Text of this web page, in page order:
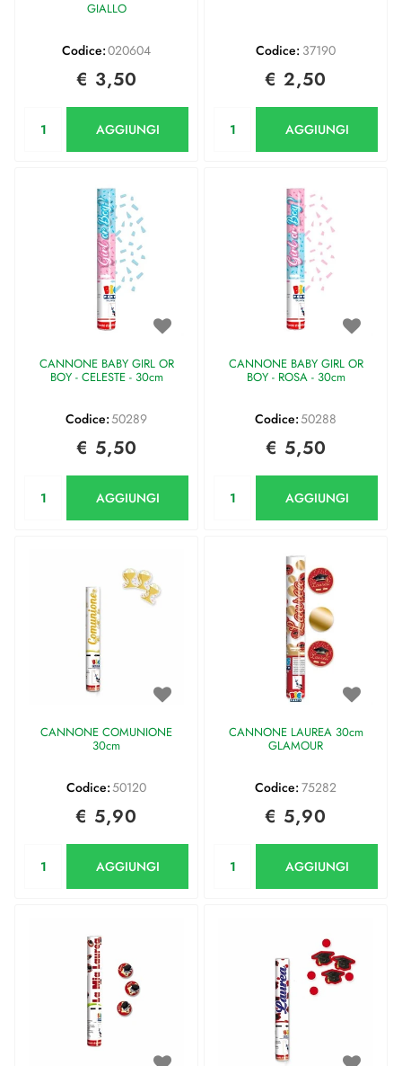
GIALLO
Codice:020604
€ 3,50
AGGIUNGI
Codice: 37190
€ 2,50
AGGIUNGI
CANNONE BABY GIRL OR
BOY - CELESTE - 30cm
Codice:50289
€ 5,50
AGGIUNGI
CANNONE BABY GIRL OR
BOY - ROSA - 30cm
Codice:50288
€ 5,50
AGGIUNGI
CANNONE COMUNIONE
30cm
Codice:50120
€ 5,90
AGGIUNGI
CANNONE LAUREA 30cm
GLAMOUR
Codice: 75282
€ 5,90
AGGIUNGI